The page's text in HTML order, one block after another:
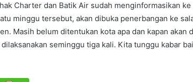
Charter dan Batik Air sudah menginformasikan
minggu tersebut, akan dibuka penerbangan ke
Masih belum ditentukan kota apa dan kapan akan
seminggu tiga kali. Kita tunggu kabar